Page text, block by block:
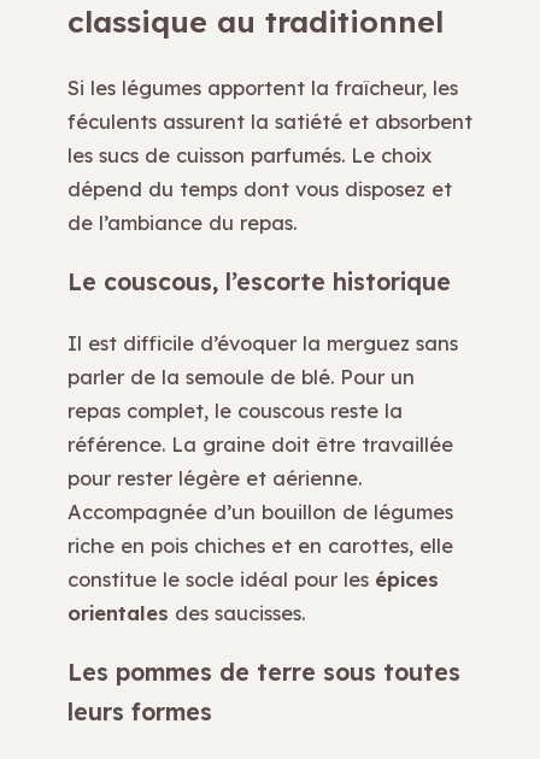
classique au traditionnel
Si les légumes apportent la fraîcheur, les
féculents assurent la satiété et absorbent
les sucs de cuisson parfumés. Le choix
dépend du temps dont vous disposez et
de l’ambiance du repas.
Le couscous, l’escorte historique
Il est difficile d’évoquer la merguez sans
parler de la semoule de blé. Pour un
repas complet, le couscous reste la
référence. La graine doit être travaillée
pour rester légère et aérienne.
Accompagnée d’un bouillon de légumes
riche en pois chiches et en carottes, elle
constitue le socle idéal pour les épices
orientales des saucisses.
Les pommes de terre sous toutes
leurs formes